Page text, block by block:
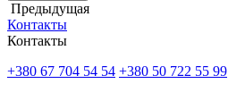
Предыдущая
Контакты
Контакты
+380 67 704 54 54 +380 50 722 55 99